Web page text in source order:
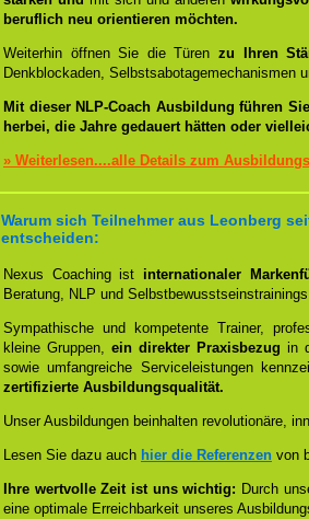
beruflich neu orientieren möchten.
Weiterhin öffnen Sie die Türenzu Ihren
Denkblockaden, Selbstsabotagemechanismen
Mit dieser NLP-Coach Ausbildung führen
herbei, die Jahre gedauert hätten oder
» Weiterlesen....alle Details zum
Warum sich Teilnehmer aus Leonberg
entscheiden:
Nexus Coaching ist internationaler
Beratung, NLP und
Sympathische und kompetente Trainer,
kleine Gruppen, ein direkter Praxisbezug in
sowie umfangreiche Serviceleistungen
zertifizierte Ausbildungsqualität.
Unser Ausbildungen beinhalten revolutionäre,
Lesen Sie dazu auch hier die Referenzen von
Ihre wertvolle Zeit ist uns wichtig: Durch
eine optimale Erreichbarkeit unseres